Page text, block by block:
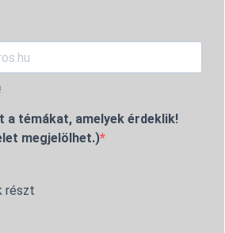
a témákat, amelyek érdeklik!
megjelölhet.)
részt